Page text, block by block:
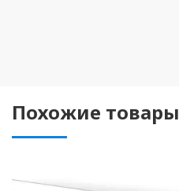
Похожие товары